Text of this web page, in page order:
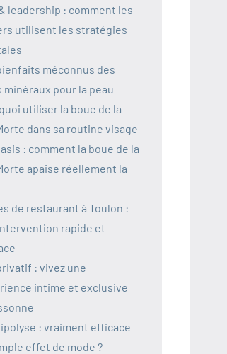
leadership : comment les
utilisent les stratégies
méconnus des
minéraux pour la peau
utiliser la boue de la
dans sa routine visage
: comment la boue de la
apaise réellement la
de restaurant à Toulon :
rapide et
: vivez une
intime et exclusive
: vraiment efficace
effet de mode ?